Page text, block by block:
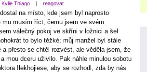
Kylie Thiago | reagovat
na místo, kde jsem byl naprosto
musím říct, čemu jsem ve svém
válečný pokoj ve skříni v ložnici a šel
to bylo těžké; můj manžel byl stále
a přesto se chtěl rozvést, ale věděla jsem, že
mou dceru uživilo. Pak náhle minulou sobotu
Ilekhojiese, aby se rozhodl, zda by nás